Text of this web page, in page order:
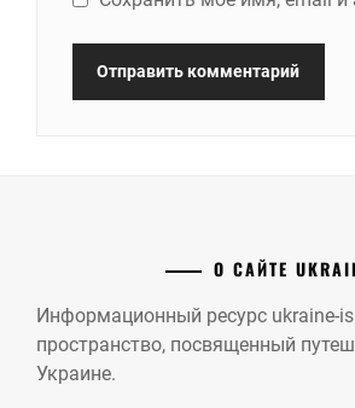
О САЙТЕ
Информационный ресурс ukraine-
пространство, посвященный
Украине.